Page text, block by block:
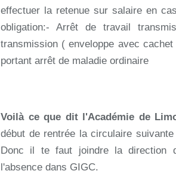
effectuer la retenue sur salaire en
obligation:- Arrêt de travail
transmission ( enveloppe avec
portant arrêt de maladie ordinaire
Voilà ce que dit l'Académie de
début de rentrée la circulaire
Donc il te faut joindre la direction
l'absence dans GIGC.